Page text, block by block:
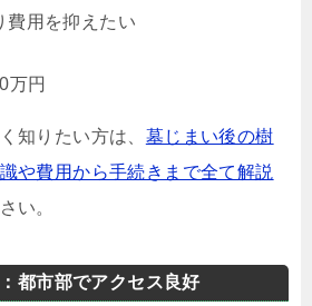
費用を抑えたい
万円
知りたい方は、 墓じまい後の樹
や費用から手続きまで全て解説
い。
都市部でアクセス良好